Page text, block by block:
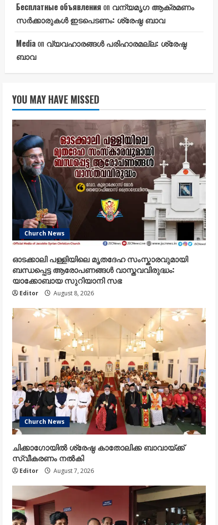
Бесплатные объявления on വന്യമൃഗ ആക്രമണം
സർക്കാരുകൾ ഇടപെടണം: ശ്രേഷ്ഠ ബാവ
Media on വ്യവഹാരങ്ങൾ പരിഹാരമല്ല: ശ്രേഷ്ഠ
ബാവ
YOU MAY HAVE MISSED
Church News
ഓടക്കാലി പള്ളിയിലെ മൃതദേഹ സംസ്കാരവുമായി
ബന്ധപ്പെട്ട ആരോപണങ്ങൾ വാസ്തവവിരുദ്ധം:
യാക്കോബായ സുറിയാനി സഭ
Editor August 8, 2026
Church News
ചിക്കാഗോയിൽ ശ്രേഷ്ഠ കാതോലിക്ക ബാവായ്ക്ക്
സ്വീകരണം നൽകി
Editor August 7, 2026